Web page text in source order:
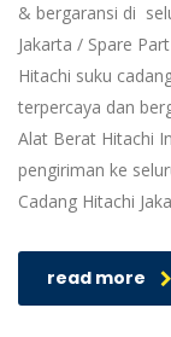
& bergaransi di
Jakarta / Spare
Hitachi suku
terpercaya dan
Alat Berat Hitachi
pengiriman ke
Cadang Hitachi
read more